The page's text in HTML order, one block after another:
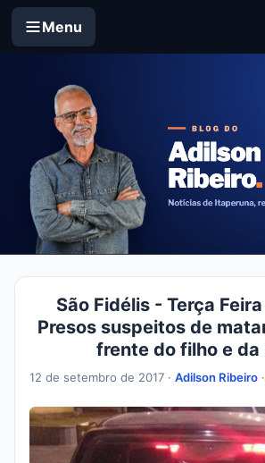
Menu
São Fidélis - Terça
Presos suspeitos de
frente do filho e da
12 de setembro de 2017 · Adilson Ribeiro ·